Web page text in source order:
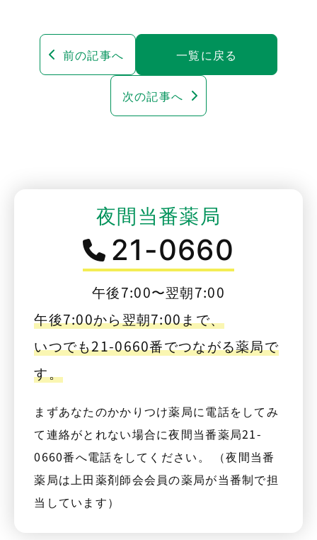
前の記事へ 一覧に戻る
次の記事へ
夜間当番薬局
21-0660
午後7:00〜翌朝7:00
午後7:00から翌朝7:00まで、
いつでも21-0660番でつながる薬局で
す。
まずあなたのかかりつけ薬局に電話をしてみ
て連絡がとれない場合に夜間当番薬局21-
0660番へ電話をしてください。 （夜間当番
薬局は上田薬剤師会会員の薬局が当番制で担
当しています）